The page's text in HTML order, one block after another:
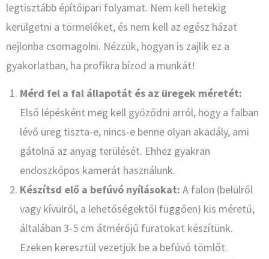
legtisztább építőipari folyamat. Nem kell hetekig
kerülgetni a törmeléket, és nem kell az egész házat
nejlonba csomagolni. Nézzük, hogyan is zajlik ez a
gyakorlatban, ha profikra bízod a munkát!
Mérd fel a fal állapotát és az üregek méretét:
Első lépésként meg kell győződni arról, hogy a falban
lévő üreg tiszta-e, nincs-e benne olyan akadály, ami
gátolná az anyag terülését. Ehhez gyakran
endoszkópos kamerát használunk.
Készítsd elő a befúvó nyílásokat: A falon (belülről
vagy kívülről, a lehetőségektől függően) kis méretű,
általában 3-5 cm átmérőjű furatokat készítünk.
Ezeken keresztül vezetjük be a befúvó tömlőt.